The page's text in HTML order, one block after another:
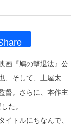
画『鳩の撃退法』公
、そして、土屋太
督。さらに、本作主
た。
トルにちなんで、